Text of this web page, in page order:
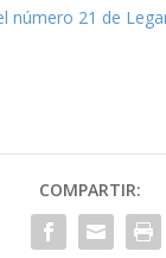
número 21 de
COMPARTIR: